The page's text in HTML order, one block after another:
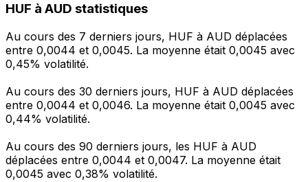
HUF à AUD statistiques
Au cours des 7 derniers jours, HUF à AUD déplacées
entre 0,0044 et 0,0045. La moyenne était 0,0045 avec
0,45% volatilité.
Au cours des 30 derniers jours, HUF à AUD déplacées
entre 0,0044 et 0,0046. La moyenne était 0,0045 avec
0,44% volatilité.
Au cours des 90 derniers jours, les HUF à AUD
déplacées entre 0,0044 et 0,0047. La moyenne était
0,0045 avec 0,38% volatilité.